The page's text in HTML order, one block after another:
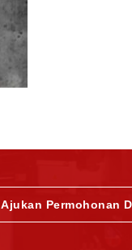
Ajukan Permohonan